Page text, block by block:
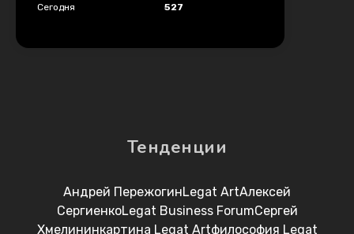
Сегодня 527
Тенденции
Андрей ПережогинLegat ArtАлексей
СергиенкоLegat Business ForumСергей
Хмелининкартина Legat Artфилософия Legat